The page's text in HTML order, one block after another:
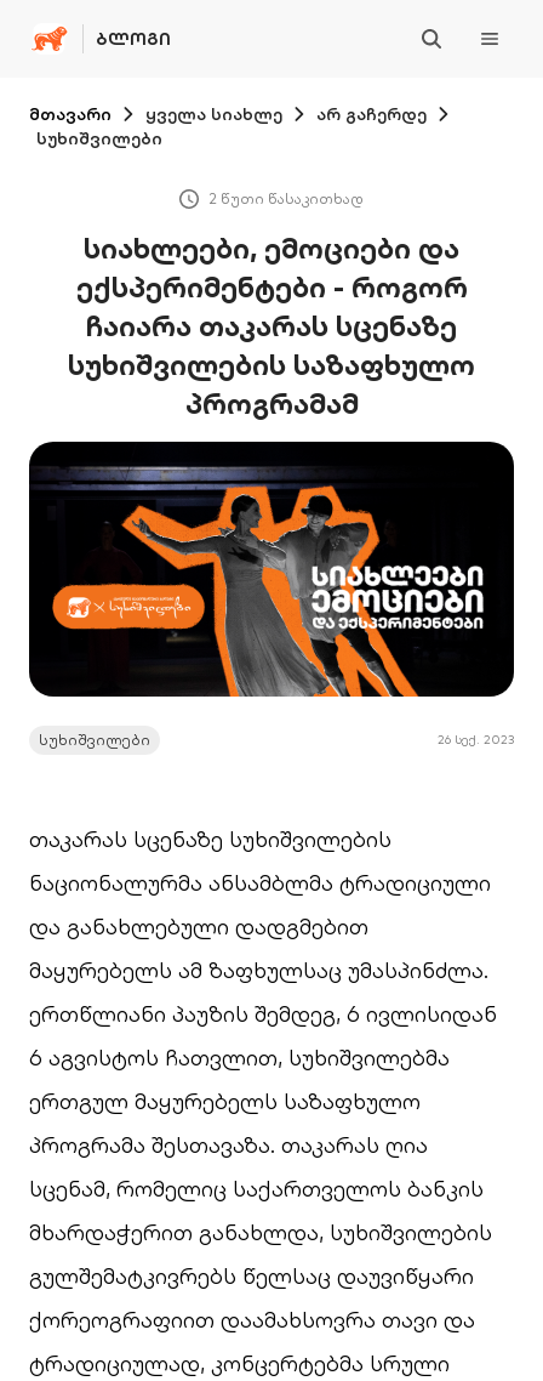
ᲑᲚᲝᲒᲘ
მთავარი ყველა სიახლე
არ გაჩერდე
სუხიშვილები
2 წუთი წასაკითხად
სიახლეები, ემოციები და
ექსპერიმენტები - როგორ
ჩაიარა თაკარას სცენაზე
სუხიშვილების საზაფხულო
პროგრამამ
სუხიშვილები 26 სექ. 2023
თაკარას სცენაზე სუხიშვილების
ნაციონალურმა ანსამბლმა ტრადიციული
და განახლებული დადგმებით
მაყურებელს ამ ზაფხულსაც უმასპინძლა.
ერთწლიანი პაუზის შემდეგ, 6 ივლისიდან
6 აგვისტოს ჩათვლით, სუხიშვილებმა
ერთგულ მაყურებელს საზაფხულო
პროგრამა შესთავაზა. თაკარას ღია
სცენამ, რომელიც საქართველოს ბანკის
მხარდაჭერით განახლდა, სუხიშვილების
გულშემატკივრებს წელსაც დაუვიწყარი
ქორეოგრაფიით დაამახსოვრა თავი და
ტრადიციულად, კონცერტებმა სრული